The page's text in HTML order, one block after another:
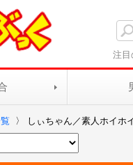
注目
〉 しぃちゃん／素人ホイホ